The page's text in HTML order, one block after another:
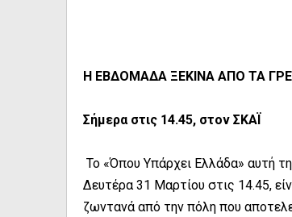
Η ΕΒΔΟΜΑΔΑ ΞΕΚΙΝΑ ΑΠΟ ΤΑ
Σήμερα στις 14.45, στον ΣΚΑΪ
Το «Όπου Υπάρχει Ελλάδα» αυτή
Δευτέρα 31 Μαρτίου στις 14.45,
ζωντανά από την πόλη που